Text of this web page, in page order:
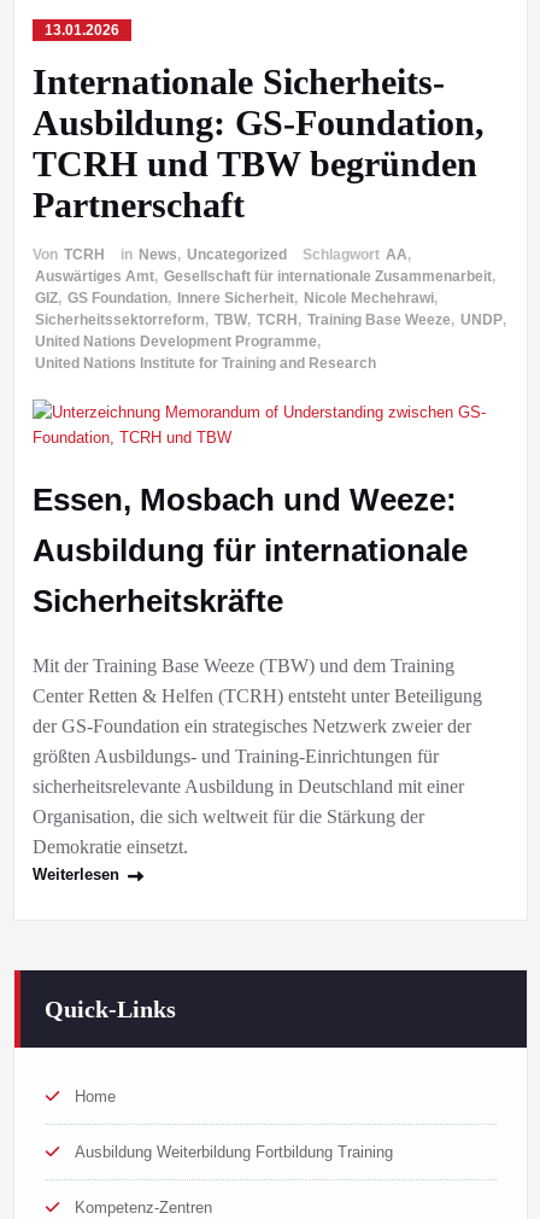
13.01.2026
Internationale Sicherheits-
Ausbildung: GS-Foundation,
TCRH und TBW begründen
Partnerschaft
Von TCRH in News, Uncategorized Schlagwort AA,
Auswärtiges Amt, Gesellschaft für internationale Zusammenarbeit,
GIZ, GS Foundation, Innere Sicherheit, Nicole Mechehrawi,
Sicherheitssektorreform, TBW, TCRH, Training Base Weeze, UNDP,
United Nations Development Programme,
United Nations Institute for Training and Research
Essen, Mosbach und Weeze:
Ausbildung für internationale
Sicherheitskräfte
Mit der Training Base Weeze (TBW) und dem Training
Center Retten & Helfen (TCRH) entsteht unter Beteiligung
der GS-Foundation ein strategisches Netzwerk zweier der
größten Ausbildungs- und Training-Einrichtungen für
sicherheitsrelevante Ausbildung in Deutschland mit einer
Organisation, die sich weltweit für die Stärkung der
Demokratie einsetzt.
Weiterlesen
Quick-Links
Home
Ausbildung Weiterbildung Fortbildung Training
Kompetenz-Zentren